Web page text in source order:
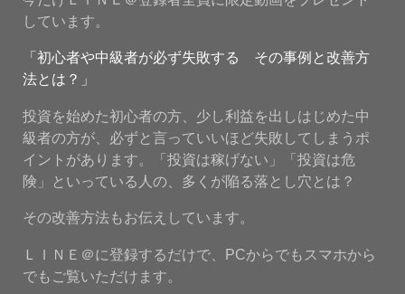
しています。
「初心者や中級者が必ず失敗する その事例と改善方
法とは？」
投資を始めた初心者の方、少し利益を出しはじめた中
級者の方が、必ずと言っていいほど失敗してしまうポ
イントがあります。「投資は稼げない」「投資は危
険」といっている人の、多くが陥る落とし穴とは？
その改善方法もお伝えしています。
ＬＩＮＥ＠に登録するだけで、PCからでもスマホから
でもご覧いただけます。